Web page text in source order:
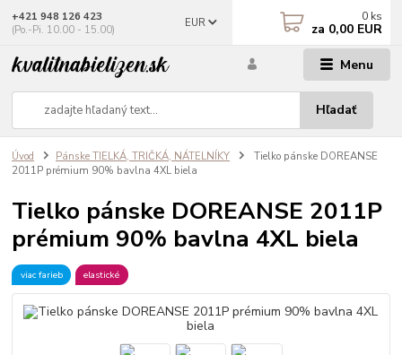
Menu
EUR
Hľadať
+421 948 126 423
(Po.-Pi. 10.00 - 15.00)
0 ks
za 0,00 EUR
Úvod Pánske TIELKÁ, TRIČKÁ, NÁTELNÍKY
Tielko pánske DOREANSE
2011P prémium 90% bavlna 4XL biela
Tielko pánske DOREANSE 2011P
prémium 90% bavlna 4XL biela
viac farieb elastické